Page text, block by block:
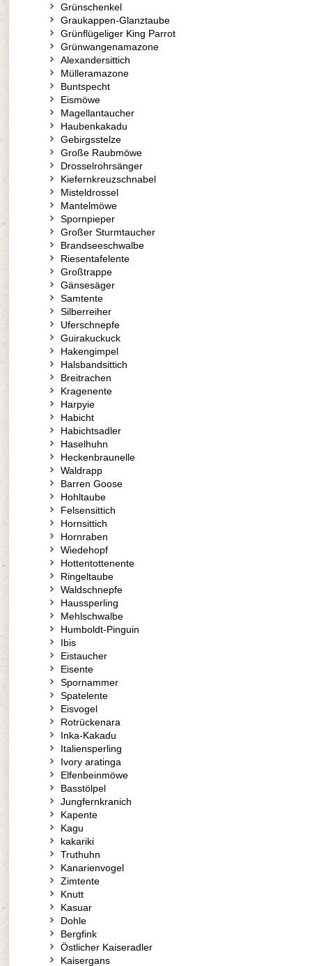
Grünschenkel
Graukappen-Glanztaube
Grünflügeliger King Parrot
Grünwangenamazone
Alexandersittich
Mülleramazone
Buntspecht
Eismöwe
Magellantaucher
Haubenkakadu
Gebirgsstelze
Große Raubmöwe
Drosselrohrsänger
Kiefernkreuzschnabel
Misteldrossel
Mantelmöwe
Spornpieper
Großer Sturmtaucher
Brandseeschwalbe
Riesentafelente
Großtrappe
Gänsesäger
Samtente
Silberreiher
Uferschnepfe
Guirakuckuck
Hakengimpel
Halsbandsittich
Breitrachen
Kragenente
Harpyie
Habicht
Habichtsadler
Haselhuhn
Heckenbraunelle
Waldrapp
Barren Goose
Hohltaube
Felsensittich
Hornsittich
Hornraben
Wiedehopf
Hottentottenente
Ringeltaube
Waldschnepfe
Haussperling
Mehlschwalbe
Humboldt-Pinguin
Ibis
Eistaucher
Eisente
Spornammer
Spatelente
Eisvogel
Rotrückenara
Inka-Kakadu
Italiensperling
Ivory aratinga
Elfenbeinmöwe
Basstölpel
Jungfernkranich
Kapente
Kagu
kakariki
Truthuhn
Kanarienvogel
Zimtente
Knutt
Kasuar
Dohle
Bergfink
Östlicher Kaiseradler
Kaisergans